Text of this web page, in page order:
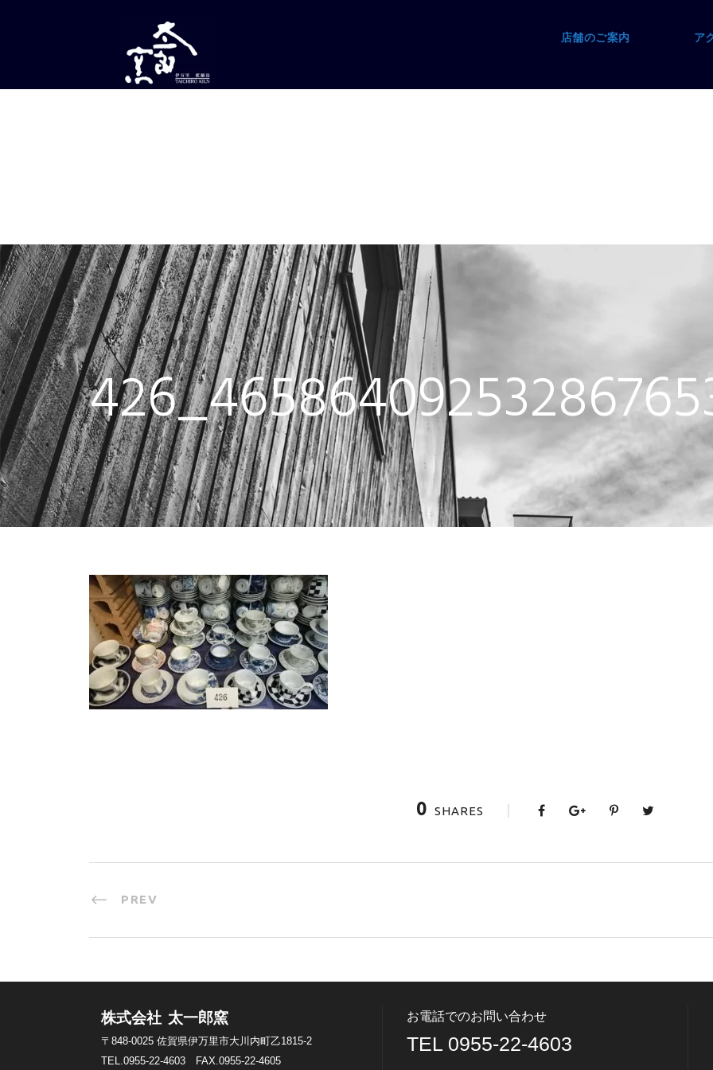
店舗のご案内 ア
0 SHARES
PREV
株式会社 太一郎窯
〒848-0025 佐賀県伊万里市大川内町乙1815-2
TEL.0955-22-4603 FAX.0955-22-4605
お電話でのお問い合わせ
TEL 0955-22-4603